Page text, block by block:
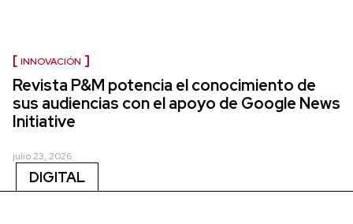
INNOVACIÓN
Revista P&M potencia el conocimiento de
sus audiencias con el apoyo de Google News
Initiative
julio 23, 2026
DIGITAL